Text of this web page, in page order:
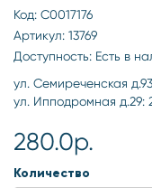
Код: С0017176
Артикул: 13769
Доступность: Есть в
ул. Семиреченская
ул. Ипподромная д.29:
280.0р.
Количество